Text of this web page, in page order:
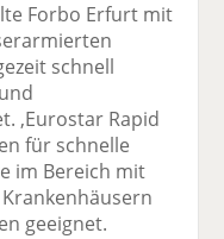
Forbo Erfurt mit
schnell
,Eurostar Rapid
für schnelle
im Bereich mit
geeignet.